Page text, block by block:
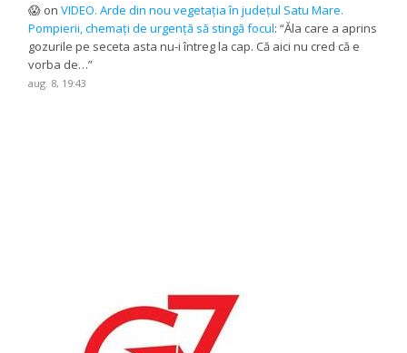
😱 onVIDEO. Arde din nou vegetația în județul Satu Mare.
Pompierii, chemați de urgență să stingă focul: “Ăla care a aprins
gozurile pe seceta asta nu-i întreg la cap. Că aici nu cred că e
vorba de…”
aug. 8, 19:43